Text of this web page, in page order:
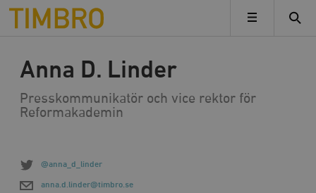
Timbro
MENY
Anna D. Linder
Presskommunikatör och vice rektor för
Reformakademin
@anna_d_linder
anna.d.linder@timbro.se